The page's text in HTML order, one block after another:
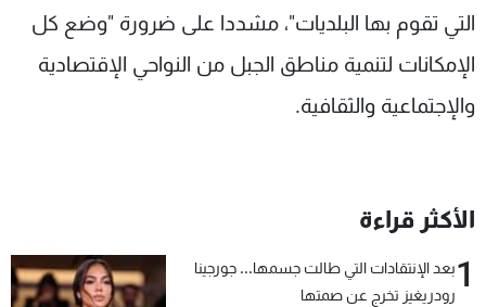
التي تقوم بها البلديات"، مشددا على ضرورة "وضع كل
الإمكانات لتنمية مناطق الجبل من النواحي الإقتصادية
والإجتماعية والثقافية.
الأكثر قراءة
1بعد الإنتقادات التي طالت جسمها... جورجينا
رودريغيز تخرج عن صمتها
عن MTV
لاعلاناتكم
وظائف
شروط الإسـتخدام